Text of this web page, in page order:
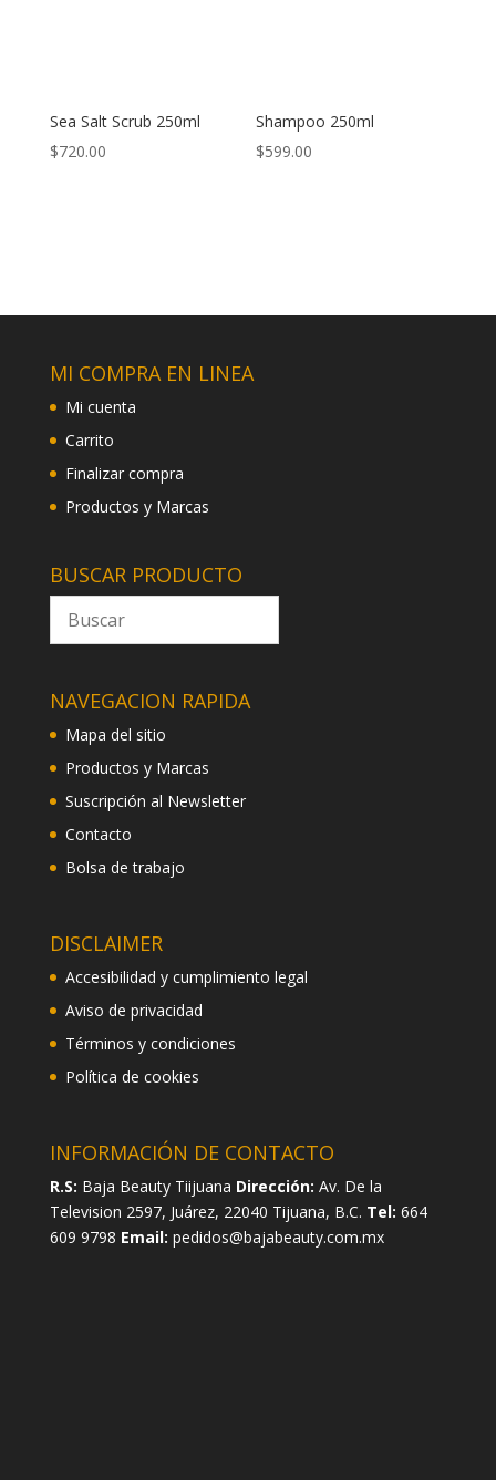
Sea Salt Scrub 250ml
$720.00
Shampoo 250ml
$599.00
MI COMPRA EN LINEA
Mi cuenta
Carrito
Finalizar compra
Productos y Marcas
BUSCAR PRODUCTO
NAVEGACION RAPIDA
Mapa del sitio
Productos y Marcas
Suscripción al Newsletter
Contacto
Bolsa de trabajo
DISCLAIMER
Accesibilidad y cumplimiento legal
Aviso de privacidad
Términos y condiciones
Política de cookies
INFORMACIÓN DE CONTACTO
R.S: Baja Beauty Tiijuana Dirección: Av. De la
Television 2597, Juárez, 22040 Tijuana, B.C. Tel: 664
609 9798 Email: pedidos@bajabeauty.com.mx